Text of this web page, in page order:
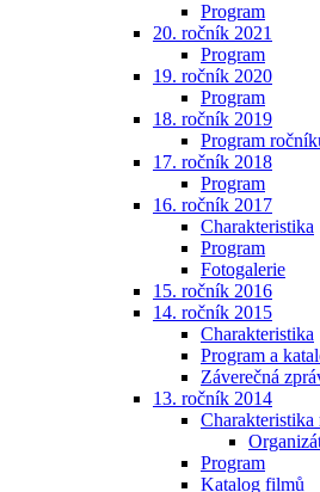
Program
20. ročník 2021
Program
19. ročník 2020
Program
18. ročník 2019
Program
17. ročník 2018
Program
16. ročník 2017
Charakteristika
Program
Fotogalerie
15. ročník 2016
14. ročník 2015
Charakteristika
Program a
Záverečná
13. ročník 2014
Charakteristika
Program
Katalog filmů